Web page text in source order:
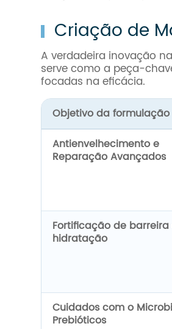
Criação de
A verdadeira inovação
serve como a peça-
focadas na eficácia.
Objetivo da formulação
Antienvelhecimento e
Reparação Avançados
Fortificação de barreira
hidratação
Cuidados com o
Prebióticos